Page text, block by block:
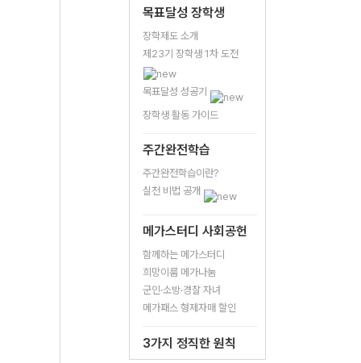
목표달성 장학생
장학제도 소개
제23기 장학생 1차 도전
목표달성 성공기
장학생 활동 가이드
주간완전학습
주간완전학습이란?
실천 비법 공개
메가스터디 사회공헌
함께하는 메가스터디
희망이룸 메가나눔
군인·소방·경찰 자녀
메가패스 형제자매 할인
3가지 정직한 원칙